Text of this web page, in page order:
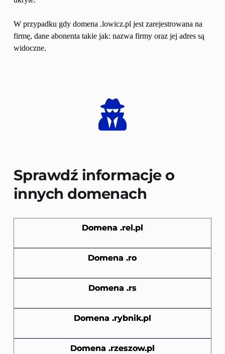
W przypadku gdy domena .lowicz.pl jest zarejestrowana na
firmę, dane abonenta takie jak: nazwa firmy oraz jej adres są
widoczne.
Sprawdź informacje o
innych domenach
Domena .rel.pl
Domena .ro
Domena .rs
Domena .rybnik.pl
Domena .rzeszow.pl